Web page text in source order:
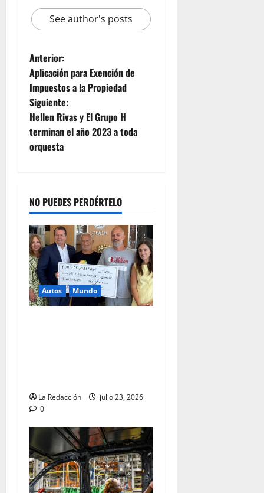
See author's posts
Anterior:
Aplicación para Exención de
Impuestos a la Propiedad
Siguiente:
Hellen Rivas y El Grupo H
terminan el año 2023 a toda
orquesta
NO PUEDES PERDÉRTELO
Autos Mundo
La Redacción
julio 23, 2026
0